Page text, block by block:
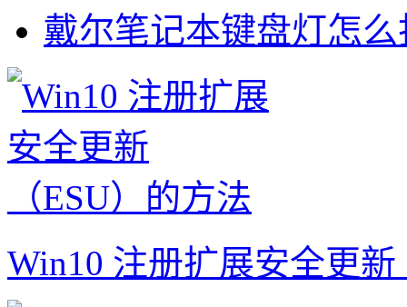
戴尔笔记本键盘灯怎
Win10 注册扩展安全更